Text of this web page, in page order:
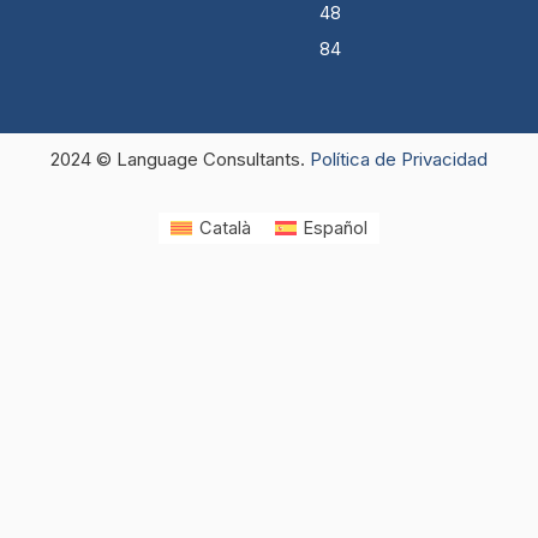
48
84
2024 © Language Consultants. Política de Privacidad
Català Español